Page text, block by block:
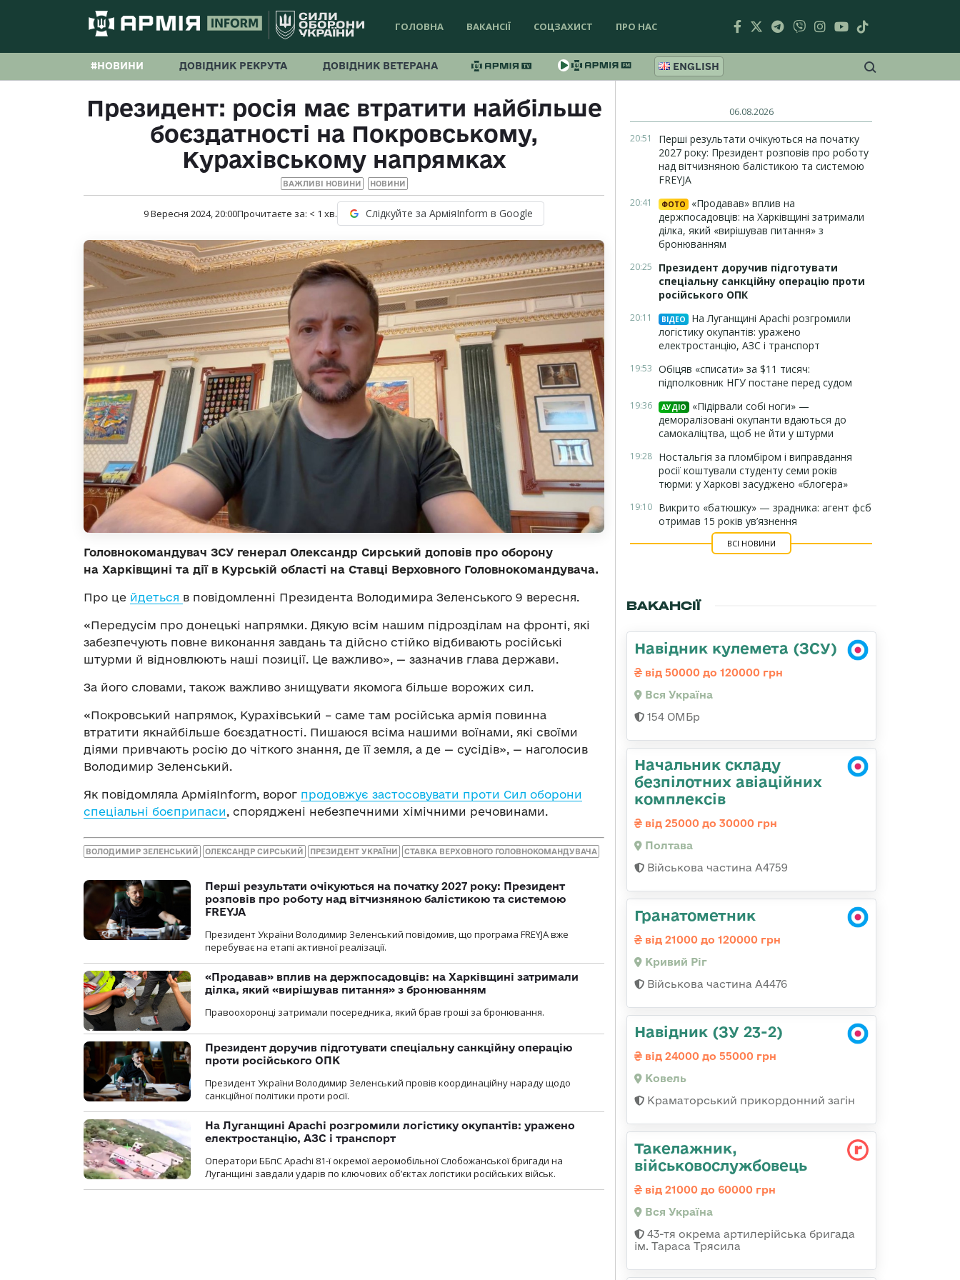
ГОЛОВНА ВАКАНСІЇ СОЦЗАХИСТ ПРО НАС
#НОВИНИ ДОВІДНИК РЕКРУТА ДОВІДНИК ВЕТЕРАНА ENGLISH
Президент: росія має втратити найбільше
боєздатності на Покровському,
Курахівському напрямках
ВАЖЛИВІ НОВИНИ НОВИНИ
9 Вересня 2024, 20:00Прочитаєте за: < 1 хв. Слідкуйте за АрміяInform в Google
Головнокомандувач ЗСУ генерал Олександр Сирський доповів про оборону
на Харківщині та дії в Курській області на Ставці Верховного Головнокомандувача.
Про це йдеться в повідомленні Президента Володимира Зеленського 9 вересня.
«Передусім про донецькі напрямки. Дякую всім нашим підрозділам на фронті, які
забезпечують повне виконання завдань та дійсно стійко відбивають російські
штурми й відновлюють наші позиції. Це важливо», — зазначив глава держави.
За його словами, також важливо знищувати якомога більше ворожих сил.
«Покровський напрямок, Курахівський – саме там російська армія повинна
втратити якнайбільше боєздатності. Пишаюся всіма нашими воїнами, які своїми
діями привчають росію до чіткого знання, де її земля, а де — сусідів», — наголосив
Володимир Зеленський.
Як повідомляла АрміяInform, ворог продовжує застосовувати проти Сил оборони
спеціальні боєприпаси, споряджені небезпечними хімічними речовинами.
ВОЛОДИМИР ЗЕЛЕНСЬКИЙ ОЛЕКСАНДР СИРСЬКИЙ ПРЕЗИДЕНТ УКРАЇНИ СТАВКА ВЕРХОВНОГО ГОЛОВНОКОМАНДУВАЧА
Перші результати очікуються на початку 2027 року: Президент
розповів про роботу над вітчизняною балістикою та системою
FREYJA
Президент України Володимир Зеленський повідомив, що програма FREYJA вже
перебуває на етапі активної реалізації.
«Продавав» вплив на держпосадовців: на Харківщині затримали
ділка, який «вирішував питання» з бронюванням
Правоохоронці затримали посередника, який брав гроші за бронювання.
Президент доручив підготувати спеціальну санкційну операцію
проти російського ОПК
Президент України Володимир Зеленський провів координаційну нараду щодо
санкційної політики проти росії.
На Луганщині Apachi розгромили логістику окупантів: уражено
електростанцію, АЗС і транспорт
Оператори ББпС Apachi 81-ї окремої аеромобільної Слобожанської бригади на
Луганщині завдали ударів по ключових об’єктах логістики російських військ.
06.08.2026
20:51
Перші результати очікуються на початку
2027 року: Президент розповів про роботу
над вітчизняною балістикою та системою
FREYJA
20:41 ФОТО
«Продавав» вплив на
держпосадовців: на Харківщині затримали
ділка, який «вирішував питання» з
бронюванням
20:25
Президент доручив підготувати
спеціальну санкційну операцію проти
російського ОПК
20:11 ВІДЕО
На Луганщині Apachi розгромили
логістику окупантів: уражено
електростанцію, АЗС і транспорт
19:53 Обіцяв «списати» за $11 тисяч:
підполковник НГУ постане перед судом
19:36 АУДІО
«Підірвали собі ноги» —
деморалізовані окупанти вдаються до
самокаліцтва, щоб не йти у штурми
19:28 Ностальгія за пломбіром і виправдання
росії коштували студенту семи років
тюрми: у Харкові засуджено «блогера»
19:10 Викрито «батюшку» — зрадника: агент фсб
отримав 15 років ув’язнення
ВСІ НОВИНИ
ВАКАНСІЇ
Навідник кулемета (ЗСУ)
від 50000 до 120000 грн
Вся Україна
154 ОМБр
Начальник складу
безпілотних авіаційних
комплексів
від 25000 до 30000 грн
Полтава
Військова частина А4759
Гранатометник
від 21000 до 120000 грн
Кривий Ріг
Військова частина А4476
Навідник (ЗУ 23-2)
від 24000 до 55000 грн
Ковель
Краматорський прикордонний загін
Такелажник,
військовослужбовець
від 21000 до 60000 грн
Вся Україна
43-тя окрема артилерійська бригада
ім. Тараса Трясила